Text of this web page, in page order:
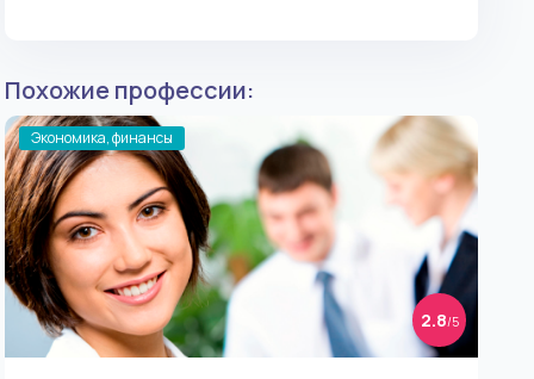
Похожие профессии:
Экономика, финансы
2.8/5